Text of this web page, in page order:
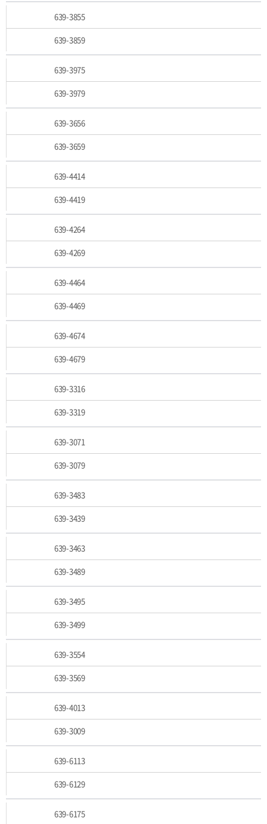
639-3855
639-3859
639-3975
639-3979
639-3656
639-3659
639-4414
639-4419
639-4264
639-4269
639-4464
639-4469
639-4674
639-4679
639-3316
639-3319
639-3071
639-3079
639-3483
639-3439
639-3463
639-3489
639-3495
639-3499
639-3554
639-3569
639-4013
639-3009
639-6113
639-6129
639-6175